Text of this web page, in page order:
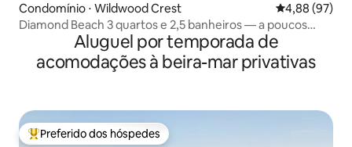
Condomínio ⋅ Wildwood Crest 4,88 de uma
4,88 (97)
Diamond Beach 3 quartos e 2,5 banheiros — a poucos
passos da praiaAluguel por temporada de
acomodações à beira-mar privativas
Entre os melhores preferidos dos hóspedes
Preferido dos hóspedes